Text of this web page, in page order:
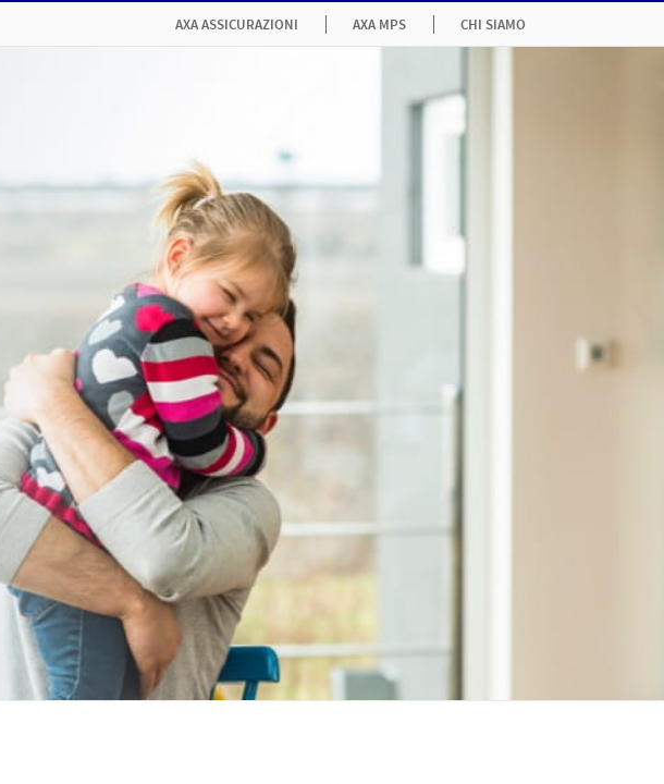
AXA ASSICURAZIONI AXA MPS CHI SIAMO